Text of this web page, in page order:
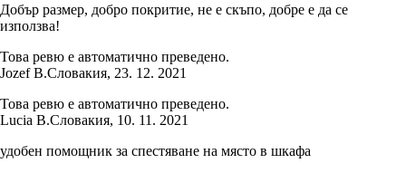
Добър размер, добро покритие, не е скъпо, добре е да се
използва!
Това ревю е автоматично преведено.
Jozef B.Словакия, 23. 12. 2021
Това ревю е автоматично преведено.
Lucia B.Словакия, 10. 11. 2021
удобен помощник за спестяване на място в шкафа